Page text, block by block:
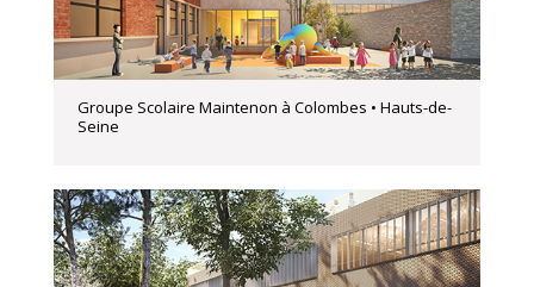
Groupe Scolaire Maintenon à Colombes • Hauts-de-
Seine